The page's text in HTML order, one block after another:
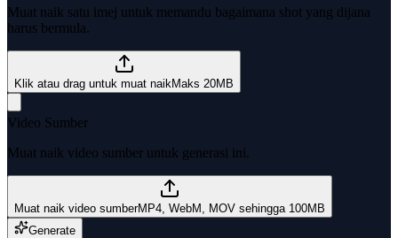
Muat naik satu imej untuk memandu bagaimana shot yang dijana
harus bermula.
Klik atau drag untuk muat naik Maks 20MB
Video Sumber
Muat naik video sumber untuk generasi ini.
Muat naik video sumberMP4, WebM, MOV sehingga 100MB
Generate